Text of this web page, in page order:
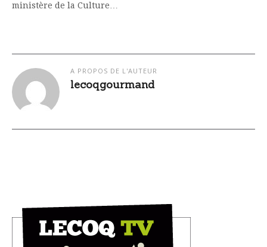
ministère de la Culture…
A PROPOS DE L'AUTEUR
lecoqgourmand